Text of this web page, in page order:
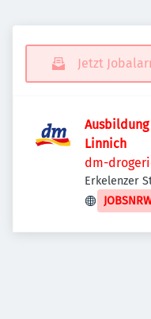
Jetzt
Ausbildung
Linnich
dm-
Erkelenzer